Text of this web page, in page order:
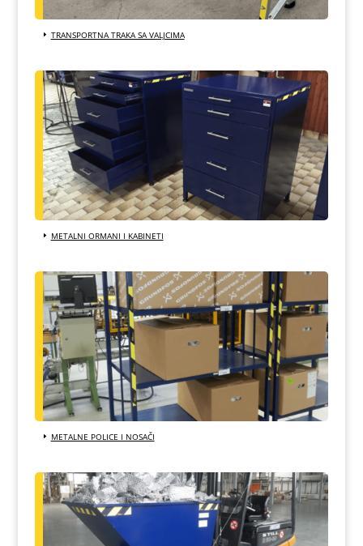
TRANSPORTNA TRAKA SA VALJCIMA
METALNI ORMANI I KABINETI
METALNE POLICE I NOSAČI